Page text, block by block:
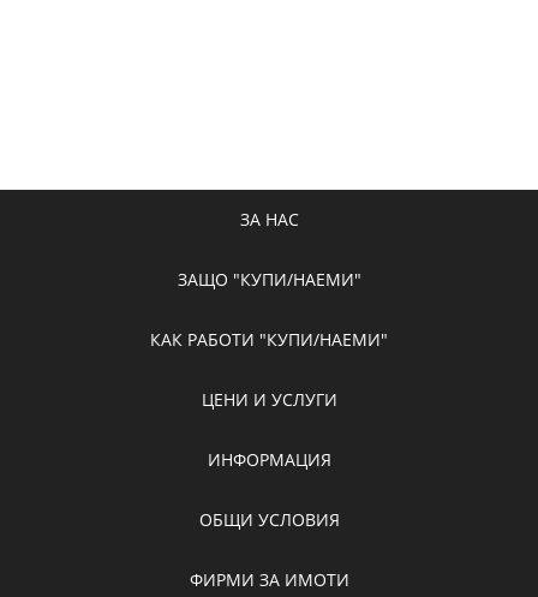
ЗА НАС
ЗАЩО "КУПИ/НАЕМИ"
КАК РАБОТИ "КУПИ/НАЕМИ"
ЦЕНИ И УСЛУГИ
ИНФОРМАЦИЯ
ОБЩИ УСЛОВИЯ
ФИРМИ ЗА ИМОТИ